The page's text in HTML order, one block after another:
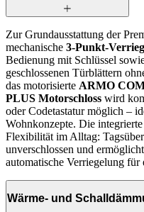
Zur Grundausstattung der
mechanische 3-Punkt-
Bedienung mit Schlüssel
geschlossenen Türblättern
das motorisierte ARMO
PLUS Motorschloss wird
oder Codetastatur möglich –
Wohnkonzepte. Die
Flexibilität im Alltag:
unverschlossen und
automatische Verriegelung für
Wärme- und